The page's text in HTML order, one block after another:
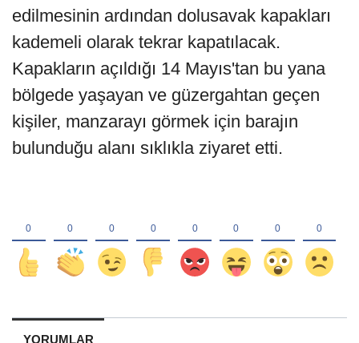
edilmesinin ardından dolusavak kapakları
kademeli olarak tekrar kapatılacak.
Kapakların açıldığı 14 Mayıs'tan bu yana
bölgede yaşayan ve güzergahtan geçen
kişiler, manzarayı görmek için barajın
bulunduğu alanı sıklıkla ziyaret etti.
YORUMLAR